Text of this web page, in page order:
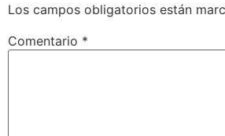
Los campos obligatorios están
Comentario *